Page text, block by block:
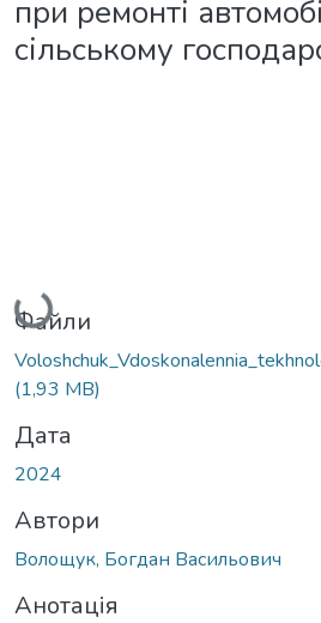
при ремонті
сільському
Вантажиться...
Файли
(1,93 MB)
Дата
2024
Автори
Волощук, Богдан Васильович
Анотація